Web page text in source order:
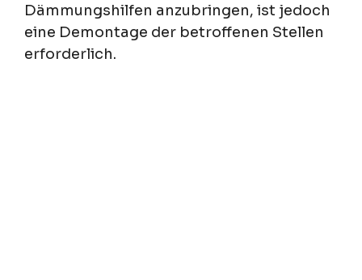
Dämmungshilfen anzubringen, ist jedoch
eine Demontage der betroffenen Stellen
erforderlich.